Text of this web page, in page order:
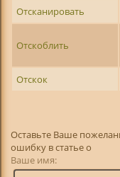
Отсканировать
Отскоблить
Отскок
Оставьте Ваше
ошибку в статье о
Ваше имя: